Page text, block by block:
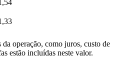
operação, como juros, custo de
estão incluídas neste valor.